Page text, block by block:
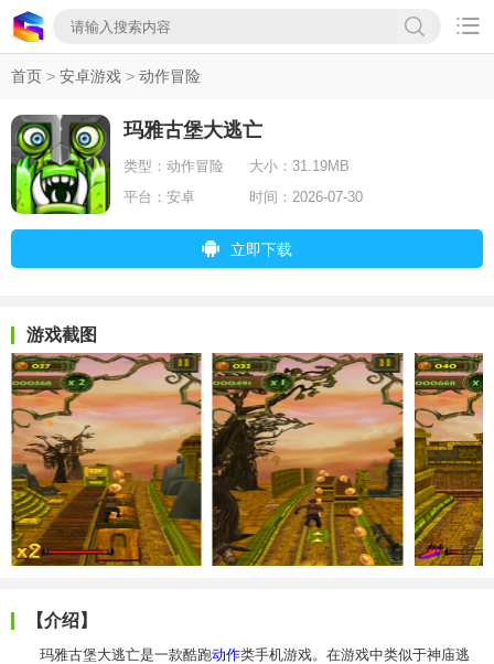

首页 > 安卓游戏 > 动作冒险
玛雅古堡大逃亡
类型： 动作冒险 大小： 31.19MB
平台： 安卓 时间： 2026-07-30
立即下载
游戏截图
【介绍】
玛雅古堡大逃亡是一款酷跑动作类手机游戏。在游戏中类似于神庙逃